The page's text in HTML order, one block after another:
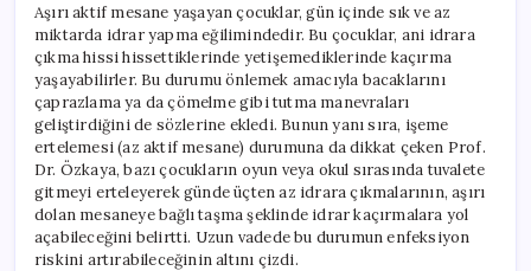
Aşırı aktif mesane yaşayan çocuklar, gün içinde sık ve az
miktarda idrar yapma eğilimindedir. Bu çocuklar, ani idrara
çıkma hissi hissettiklerinde yetişemediklerinde kaçırma
yaşayabilirler. Bu durumu önlemek amacıyla bacaklarını
çaprazlama ya da çömelme gibi tutma manevraları
geliştirdiğini de sözlerine ekledi. Bunun yanı sıra, işeme
ertelemesi (az aktif mesane) durumuna da dikkat çeken Prof.
Dr. Özkaya, bazı çocukların oyun veya okul sırasında tuvalete
gitmeyi erteleyerek günde üçten az idrara çıkmalarının, aşırı
dolan mesaneye bağlı taşma şeklinde idrar kaçırmalara yol
açabileceğini belirtti. Uzun vadede bu durumun enfeksiyon
riskini artırabileceğinin altını çizdi.